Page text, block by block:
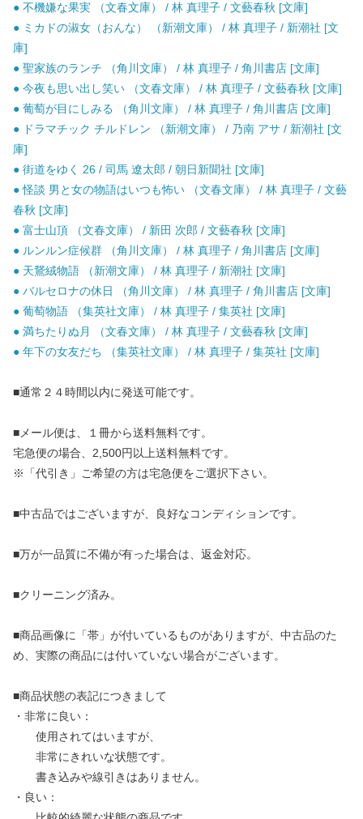
● 不機嫌な果実 （文春文庫） / 林 真理子 / 文藝春秋 [文庫]
● ミカドの淑女（おんな） （新潮文庫） / 林 真理子 / 新潮社 [文
庫]
● 聖家族のランチ （角川文庫） / 林 真理子 / 角川書店 [文庫]
● 今夜も思い出し笑い （文春文庫） / 林 真理子 / 文藝春秋 [文庫]
● 葡萄が目にしみる （角川文庫） / 林 真理子 / 角川書店 [文庫]
● ドラマチック チルドレン （新潮文庫） / 乃南 アサ / 新潮社 [文
庫]
● 街道をゆく 26 / 司馬 遼太郎 / 朝日新聞社 [文庫]
● 怪談 男と女の物語はいつも怖い （文春文庫） / 林 真理子 / 文藝
春秋 [文庫]
● 富士山頂 （文春文庫） / 新田 次郎 / 文藝春秋 [文庫]
● ルンルン症候群 （角川文庫） / 林 真理子 / 角川書店 [文庫]
● 天鵞絨物語 （新潮文庫） / 林 真理子 / 新潮社 [文庫]
● バルセロナの休日 （角川文庫） / 林 真理子 / 角川書店 [文庫]
● 葡萄物語 （集英社文庫） / 林 真理子 / 集英社 [文庫]
● 満ちたりぬ月 （文春文庫） / 林 真理子 / 文藝春秋 [文庫]
● 年下の女友だち （集英社文庫） / 林 真理子 / 集英社 [文庫]
■通常２４時間以内に発送可能です。
■メール便は、１冊から送料無料です。
宅急便の場合、2,500円以上送料無料です。
※「代引き」ご希望の方は宅急便をご選択下さい。
■中古品ではございますが、良好なコンディションです。
■万が一品質に不備が有った場合は、返金対応。
■クリーニング済み。
■商品画像に「帯」が付いているものがありますが、中古品のた
め、実際の商品には付いていない場合がございます。
■商品状態の表記につきまして
・非常に良い：
使用されてはいますが、
非常にきれいな状態です。
書き込みや線引きはありません。
・良い：